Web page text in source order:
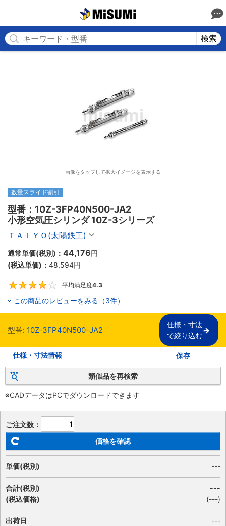
検索
画像をタップして拡大イメージを表示する
数量スライド割引
型番：10Z-3FP40N500-JA2
小形空気圧シリンダ 10Z-3シリーズ
ＴＡＩＹＯ(太陽鉄工)
通常単価(税別)： 44,176円
(税込単価)： 48,594円
平均満足度4.3
この商品のレビューをみる（3件）
型番: 10Z-3FP40N500-JA2
仕様・寸法
で絞り込む
仕様・寸法情報 保存
類似品を再検索
※CADデータはPCでダウンロードできます
ご注文数：
価格を確認
単価(税別) ---
合計(税別)
(税込価格)
---
(---)
出荷日
---